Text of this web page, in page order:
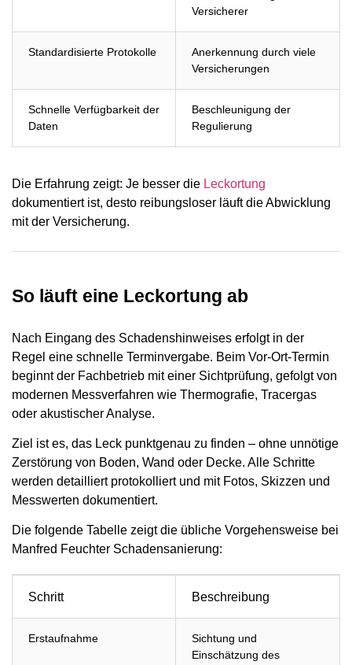
Versicherer
Standardisierte Protokolle
Anerkennung durch viele
Versicherungen
Schnelle Verfügbarkeit der
Daten
Beschleunigung der
Regulierung
Die Erfahrung zeigt: Je besser die Leckortung
dokumentiert ist, desto reibungsloser läuft die Abwicklung
mit der Versicherung.
So läuft eine Leckortung ab
Nach Eingang des Schadenshinweises erfolgt in der
Regel eine schnelle Terminvergabe. Beim Vor-Ort-Termin
beginnt der Fachbetrieb mit einer Sichtprüfung, gefolgt von
modernen Messverfahren wie Thermografie, Tracergas
oder akustischer Analyse.
Ziel ist es, das Leck punktgenau zu finden – ohne unnötige
Zerstörung von Boden, Wand oder Decke. Alle Schritte
werden detailliert protokolliert und mit Fotos, Skizzen und
Messwerten dokumentiert.
Die folgende Tabelle zeigt die übliche Vorgehensweise bei
Manfred Feuchter Schadensanierung:
Schritt Beschreibung
Erstaufnahme
Sichtung und
Einschätzung des